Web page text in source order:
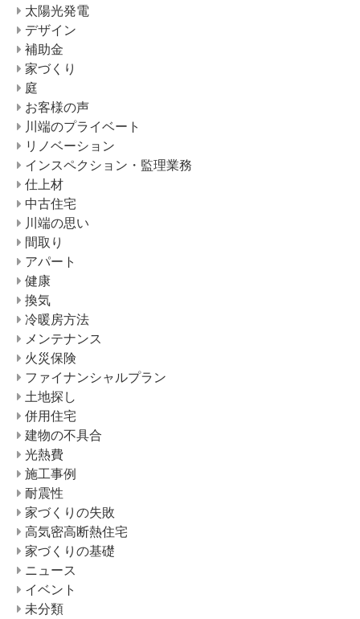
太陽光発電
デザイン
補助金
家づくり
庭
お客様の声
川端のプライベート
リノベーション
インスペクション・監理業務
仕上材
中古住宅
川端の思い
間取り
アパート
健康
換気
冷暖房方法
メンテナンス
火災保険
ファイナンシャルプラン
土地探し
併用住宅
建物の不具合
光熱費
施工事例
耐震性
家づくりの失敗
高気密高断熱住宅
家づくりの基礎
ニュース
イベント
未分類